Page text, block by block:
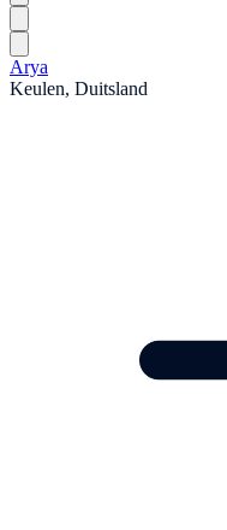
Arya
Keulen, Duitsland